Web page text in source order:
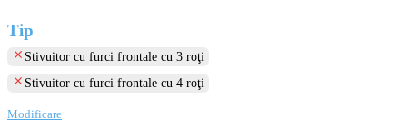
Tip
clear Stivuitor cu furci frontale cu 3 roţi
clear Stivuitor cu furci frontale cu 4 roţi
Modificare